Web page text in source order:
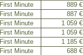
First Minute 889 €
First Minute 887 €
First Minute 1 059 €
First Minute 1 059 €
First Minute 1 185 €
First Minute 688 €